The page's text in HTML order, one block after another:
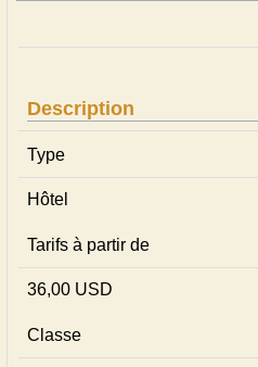
Description
Type
Hôtel
Tarifs à partir de
36,00 USD
Classe